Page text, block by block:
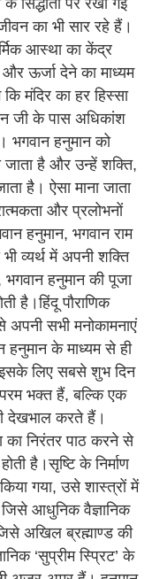
का भी सार रहे हैं।
आस्था का केंद्र
ऊर्जा देने का माध्यम
मंदिर का हर हिस्सा
जी के पास अधिकांश
भगवान हनुमान को
जाता है और उन्हें शक्ति,
है। ऐसा माना जाता
और प्रलोभनों
हनुमान, भगवान राम
व्यर्थ में अपनी शक्ति
भगवान हनुमान की पूजा
है।हिंदू पौराणिक
सभी मनोकामनाएं
हनुमान के माध्यम से ही
लिए सबसे शुभ दिन
भक्त हैं, बल्कि एक
देखभाल करते हैं।
का निरंतर पाठ करने से
है।सृष्टि के निर्माण
गया, उसे शास्त्रों में
जिसे आधुनिक वैज्ञानिक
अखिल ब्रह्माण्ड की
‘सुप्रीम स्प्रिट’ के